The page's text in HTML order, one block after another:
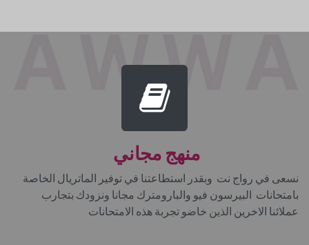
منهج مجاني
نسعى في رواج نت وبقدر استطاعتنا في توفير الماتريال الخاصة
بامتحانات البيرسون فيو والبارومترك مجانا ونزودك بتجارب
عملائنا الاخرين الذين خاضو تجربة هذه الامتحانات